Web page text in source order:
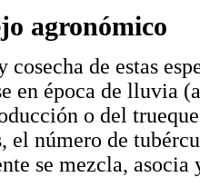
agronómico
cosecha de estas
en época de lluvia
o del
el número de
se mezcla,